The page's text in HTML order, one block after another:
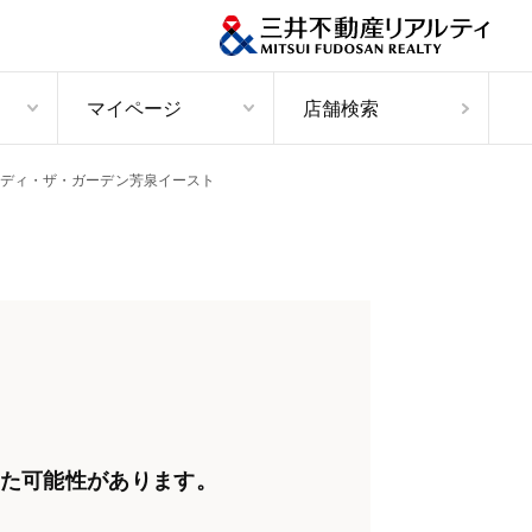
マイページ 店舗検索
ィ・ザ・ガーデン芳泉イースト
可能性があります。